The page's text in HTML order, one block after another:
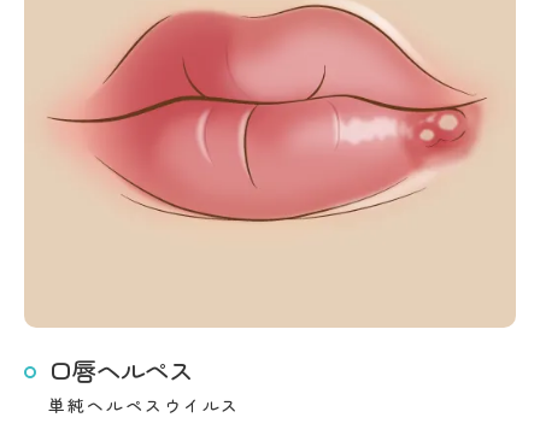
口唇ヘルペス
単純ヘルペスウイルス